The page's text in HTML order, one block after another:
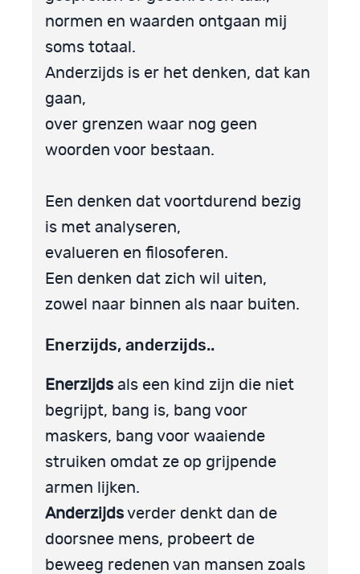
normen en waarden ontgaan mij
soms totaal.
Anderzijds is er het denken, dat kan
gaan,
over grenzen waar nog geen
woorden voor bestaan.
Een denken dat voortdurend bezig
is met analyseren,
evalueren en filosoferen.
Een denken dat zich wil uiten,
zowel naar binnen als naar buiten.
Enerzijds, anderzijds..
Enerzijds als een kind zijn die niet
begrijpt, bang is, bang voor
maskers, bang voor waaiende
struiken omdat ze op grijpende
armen lijken.
Anderzijds verder denkt dan de
doorsnee mens, probeert de
beweeg redenen van mansen zoals